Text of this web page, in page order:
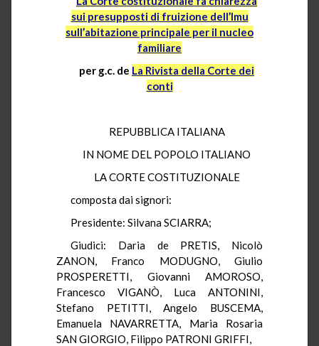
sui presupposti di fruizione dell’Imu
sull’abitazione principale per il nucleo
familiare
per g.c. de La Rivista della Corte dei
conti
REPUBBLICA ITALIANA
IN NOME DEL POPOLO ITALIANO
LA CORTE COSTITUZIONALE
composta dai signori:
Presidente: Silvana SCIARRA;
Giudici: Daria de PRETIS, Nicolò
ZANON, Franco MODUGNO, Giulio
PROSPERETTI, Giovanni AMOROSO,
Francesco VIGANÒ, Luca ANTONINI,
Stefano PETITTI, Angelo BUSCEMA,
Emanuela NAVARRETTA, Maria Rosaria
SAN GIORGIO, Filippo PATRONI GRIFFI,